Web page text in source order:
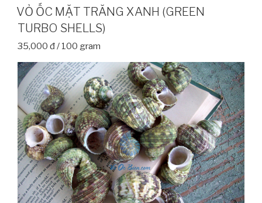
VỎ ỐC MẶT TRĂNG XANH (GREEN
TURBO SHELLS)
35,000 đ / 100 gram